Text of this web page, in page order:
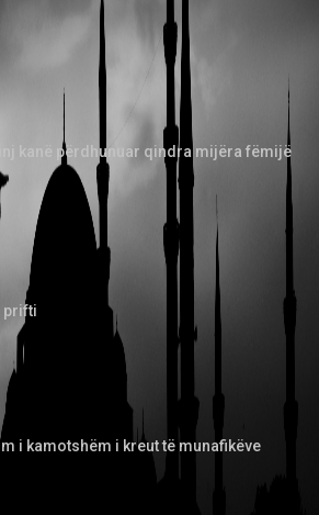
kanë përdhunuar qindra mijëra fëmijë
prifti
i kamotshëm i kreut të munafikëve